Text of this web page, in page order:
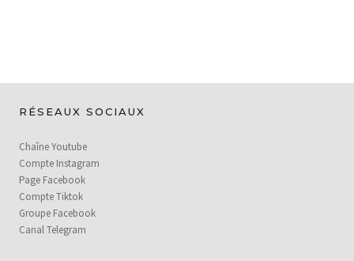
RÉSEAUX SOCIAUX
Chaîne Youtube
Compte Instagram
Page Facebook
Compte Tiktok
Groupe Facebook
Canal Telegram